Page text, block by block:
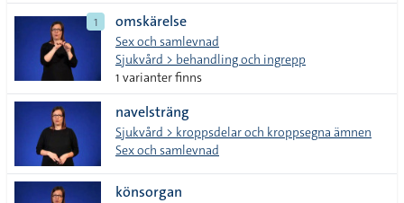
1 omskärelse
Sex och samlevnad
Sjukvård > behandling och ingrepp
1 varianter finns
navelsträng
Sjukvård > kroppsdelar och kroppsegna ämnen
Sex och samlevnad
könsorgan